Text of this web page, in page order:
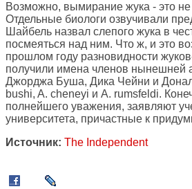
Возможно, вымирание жука - это не
Отдельные биологи озвучивали
Шайбель назвал слепого жука в
посмеяться над ним. Что ж, и это
прошлом году разновидности
получили имена членов
Джорджа Буша, Дика Чейни и
bushi, A. cheneyi и A. rumsfeldi.
полнейшего уважения, заявляют
университета, причастные к
Источник: The Independent